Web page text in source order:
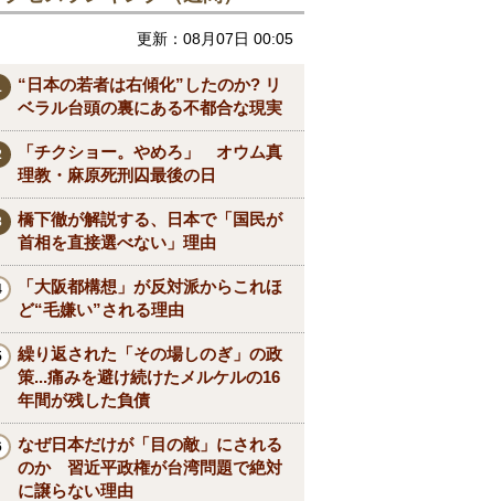
更新：08月07日 00:05
“日本の若者は右傾化”したのか? リ
ベラル台頭の裏にある不都合な現実
「チクショー。やめろ」 オウム真
理教・麻原死刑囚最後の日
橋下徹が解説する、日本で「国民が
首相を直接選べない」理由
「大阪都構想」が反対派からこれほ
ど“毛嫌い”される理由
繰り返された「その場しのぎ」の政
策...痛みを避け続けたメルケルの16
年間が残した負債
なぜ日本だけが「目の敵」にされる
のか 習近平政権が台湾問題で絶対
に譲らない理由